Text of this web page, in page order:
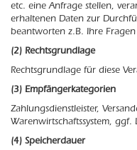
etc. eine Anfrage stellen,
erhaltenen Daten zur
beantworten z.B. Ihre
(2) Rechtsgrundlage
Rechtsgrundlage für diese
(3) Empfängerkategorien
Zahlungsdienstleister,
Warenwirtschaftssystem,
(4) Speicherdauer